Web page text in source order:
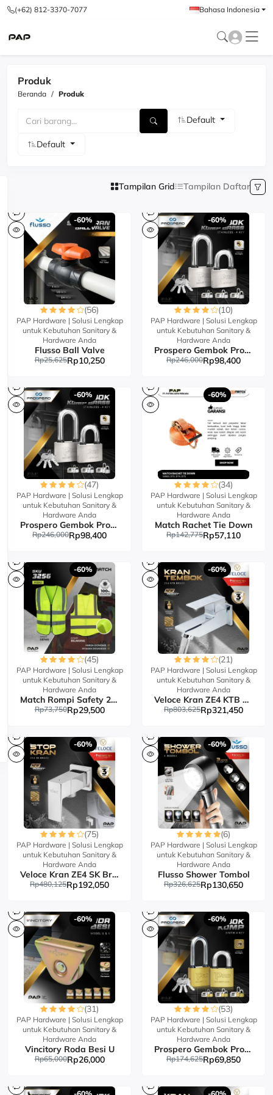
(+62) 812-3370-7077 Bahasa Indonesia
Produk
Beranda Produk
Default
Default
Tampilan Grid Tampilan Daftar
-60%
(56)
PAP Hardware | Solusi Lengkap
untuk Kebutuhan Sanitary &
Hardware Anda
Flusso Ball Valve
Rp25,625Rp10,250
-60%
(10)
PAP Hardware | Solusi Lengkap
untuk Kebutuhan Sanitary &
Hardware Anda
Prospero Gembok Pro Komp Key Brass BS
Rp246,000Rp98,400
-60%
(47)
PAP Hardware | Solusi Lengkap
untuk Kebutuhan Sanitary &
Hardware Anda
Prospero Gembok Pro Komp Key Brass SS
Rp246,000Rp98,400
-60%
(34)
PAP Hardware | Solusi Lengkap
untuk Kebutuhan Sanitary &
Hardware Anda
Match Rachet Tie Down
Rp142,775Rp57,110
-60%
(45)
PAP Hardware | Solusi Lengkap
untuk Kebutuhan Sanitary &
Hardware Anda
Match Rompi Safety 2 Line New
Rp73,750Rp29,500
-60%
(21)
PAP Hardware | Solusi Lengkap
untuk Kebutuhan Sanitary &
Hardware Anda
Veloce Kran ZE4 KTB Brass
Rp803,625Rp321,450
-60%
(75)
PAP Hardware | Solusi Lengkap
untuk Kebutuhan Sanitary &
Hardware Anda
Veloce Kran ZE4 SK Brass
Rp480,125Rp192,050
-60%
(6)
PAP Hardware | Solusi Lengkap
untuk Kebutuhan Sanitary &
Hardware Anda
Flusso Shower Tombol
Rp326,625Rp130,650
-60%
(31)
PAP Hardware | Solusi Lengkap
untuk Kebutuhan Sanitary &
Hardware Anda
Vincitory Roda Besi U
Rp65,000Rp26,000
-60%
(53)
PAP Hardware | Solusi Lengkap
untuk Kebutuhan Sanitary &
Hardware Anda
Prospero Gembok Pro Komp Bintik 4Key LP
Rp174,625Rp69,850